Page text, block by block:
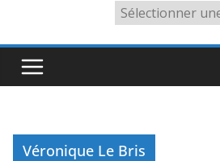
Rubriques
Véronique Le Bris